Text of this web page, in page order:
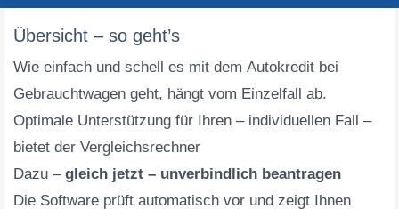
Übersicht – so geht’s
Wie einfach und schell es mit dem Autokredit bei
Gebrauchtwagen geht, hängt vom Einzelfall ab.
Optimale Unterstützung für Ihren – individuellen Fall –
bietet der Vergleichsrechner
Dazu – gleich jetzt – unverbindlich beantragen
Die Software prüft automatisch vor und zeigt Ihnen